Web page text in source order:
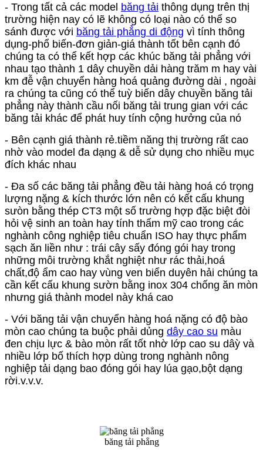
- Trong tất cả các model băng tải thông dụng trên thị
trường hiện nay có lẽ không có loại nào có thể so
sánh được với băng tải phẳng di động vì tính thông
dụng-phổ biến-đơn giản-giá thành tốt bên cạnh đó
chúng ta có thể kết hợp các khúc băng tải phẳng với
nhau tạo thành 1 dây chuyền dải hàng trăm m hay vài
km đễ vận chuyển hàng hoá quảng đường dài , ngoài
ra chúng ta cũng có thể tuỳ biến dây chuyền băng tải
phẳng này thành cầu nối băng tải trung gian với các
băng tải khác để phát huy tính cộng hưởng của nó
- Bên cạnh giá thành rẻ.tiềm năng thị trường rất cao
nhờ vào model đa dạng & dễ sử dụng cho nhiều mục
đích khác nhau
- Đa số các băng tải phẳng đều tải hàng hoá có trọng
lượng nặng & kích thước lớn nên có kết cấu khung
sưòn bằng thép CT3 một số trường hợp đặc biệt đòi
hỏi vệ sinh an toàn hay tính thẩm mỹ cao trong các
nghành công nghiệp tiêu chuẩn ISO hay thực phẩm
sạch ăn liền như : trái cây sấy đóng gói hay trong
những môi trường khắt nghiệt như rác thải,hoá
chất,độ ẩm cao hay vùng ven biển duyên hải chúng ta
cần kết cấu khung sườn bằng inox 304 chống ăn mòn
nhưng giá thành model này khá cao
- Với băng tải vận chuyển hàng hoá nặng có độ bào
mòn cao chúng ta buộc phải dủng dây cao su màu
đen chịu lực & bào mòn rất tốt nhờ lớp cao su dâỳ và
nhiều lớp bố thích hợp dùng trong nghành nông
nghiệp tải dạng bao đóng gói hay lúa gạo,bột dạng
rời.v.v.v.
băng tải phẳng